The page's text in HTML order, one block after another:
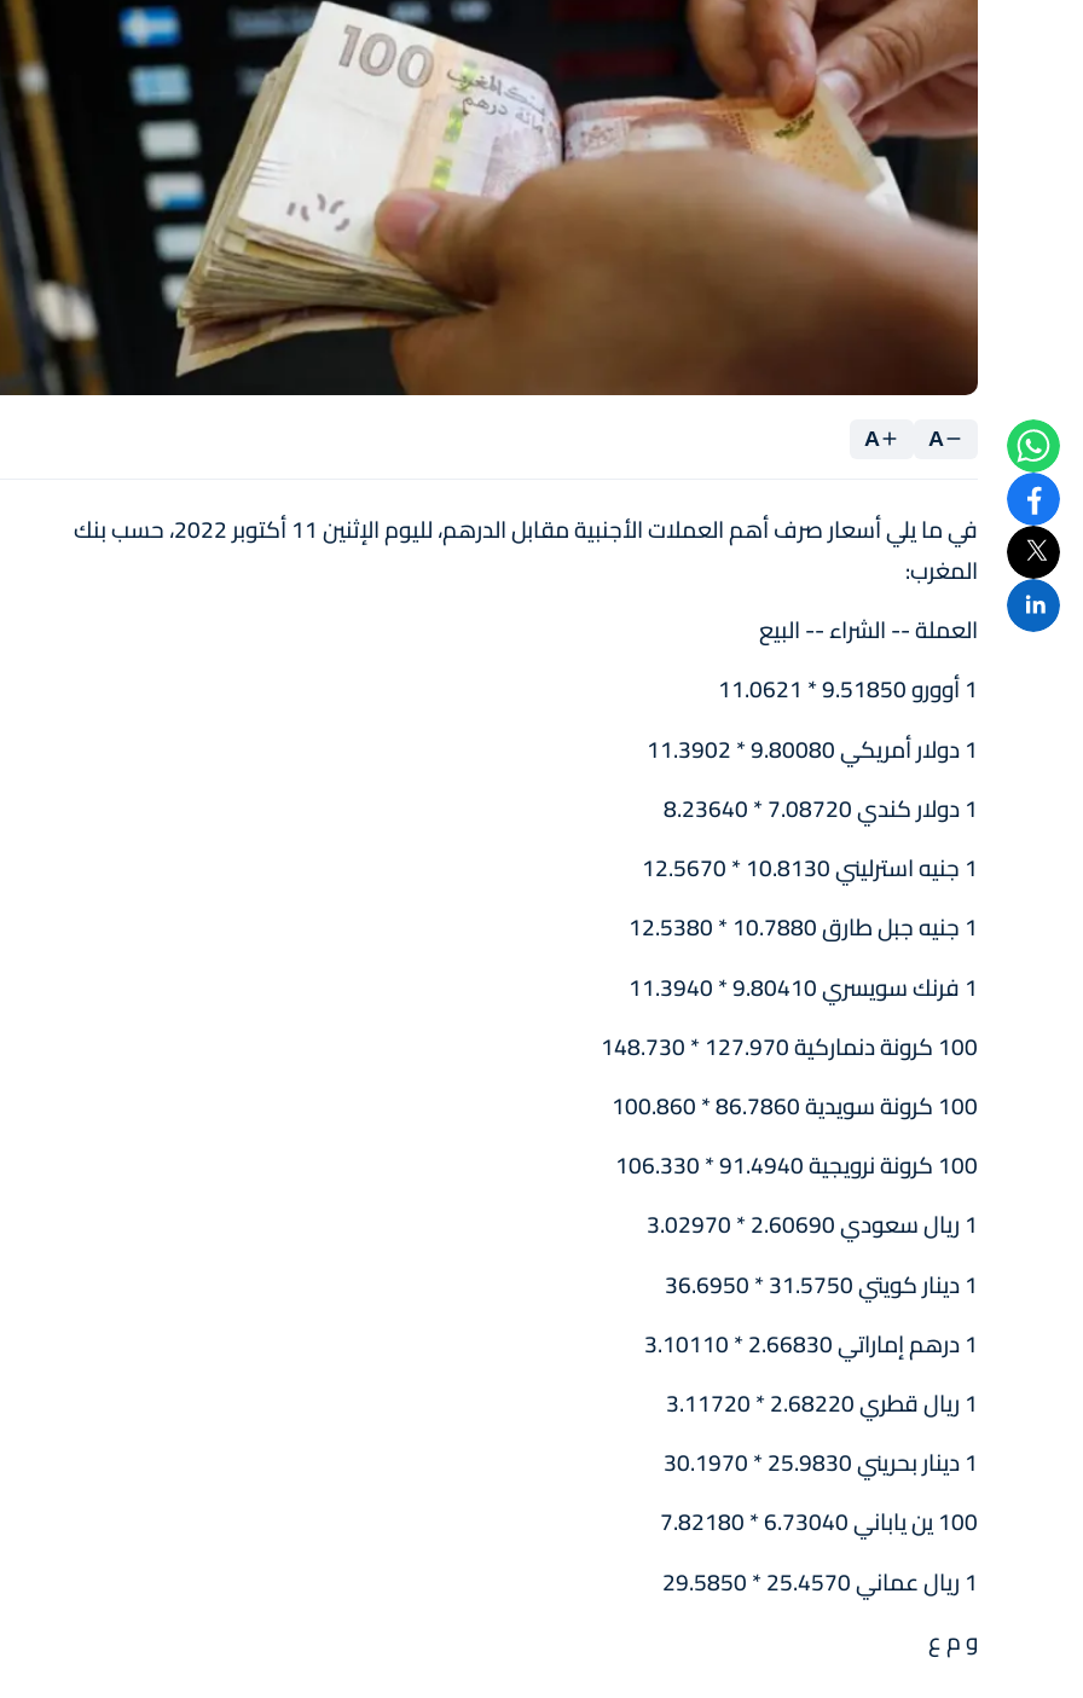
A
A
في ما يلي أسعار صرف أهم العملات الأجنبية مقابل الدرهم، لليوم الإثنين 11 أكتوبر 2022، حسب بنك
المغرب:
العملة -- الشراء -- البيع
1 أوورو 9.51850 * 11.0621
1 دولار أمريكي 9.80080 * 11.3902
1 دولار كندي 7.08720 * 8.23640
1 جنيه استرليني 10.8130 * 12.5670
1 جنيه جبل طارق 10.7880 * 12.5380
1 فرنك سويسري 9.80410 * 11.3940
100 كرونة دنماركية 127.970 * 148.730
100 كرونة سويدية 86.7860 * 100.860
100 كرونة نرويجية 91.4940 * 106.330
1 ريال سعودي 2.60690 * 3.02970
1 دينار كويتي 31.5750 * 36.6950
1 درهم إماراتي 2.66830 * 3.10110
1 ريال قطري 2.68220 * 3.11720
1 دينار بحريني 25.9830 * 30.1970
100 ين ياباني 6.73040 * 7.82180
1 ريال عماني 25.4570 * 29.5850
و م ع